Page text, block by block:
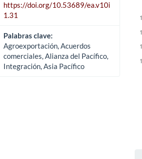
https://doi.org/10.53689/ea.v10i
1.31
Palabras clave:
Agroexportación, Acuerdos
comerciales, Alianza del Pacífico,
Integración, Asia Pacífico